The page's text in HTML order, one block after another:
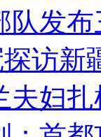
队发
访新
夫妇